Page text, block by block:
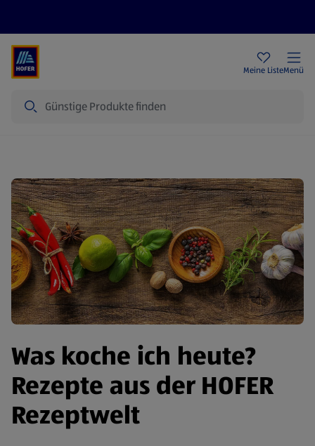
Meine ListeMenü
Was koche ich heute?
Rezepte aus der HOFER
Rezeptwelt